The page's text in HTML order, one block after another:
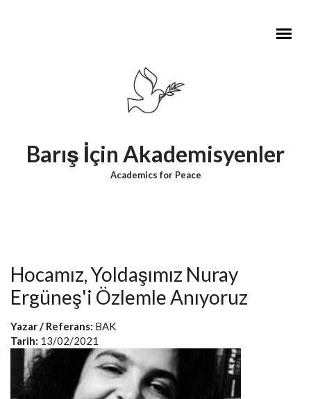
Barış İçin Akademisyenler
Academics for Peace
Hocamız, Yoldaşımız Nuray
Ergüneş'i Özlemle Anıyoruz
Yazar / Referans: BAK
Tarih: 13/02/2021